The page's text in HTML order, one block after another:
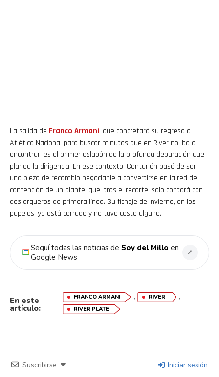
La salida de Franco Armani, que concretará su regreso a
Atlético Nacional para buscar minutos que en River no iba a
encontrar, es el primer eslabón de la profunda depuración que
planea la dirigencia. En ese contexto, Centurión pasó de ser
una pieza de recambio negociable a convertirse en la red de
contención de un plantel que, tras el recorte, solo contará con
dos arqueros de primera línea. Su fichaje de invierno, en los
papeles, ya está cerrado y no tuvo costo alguno.
Seguí todas las noticias de Soy del Millo en
Google News
↗
En este
artículo:
FRANCO ARMANI , RIVER ,
RIVER PLATE
Suscribirse Iniciar sesión
Flipboard